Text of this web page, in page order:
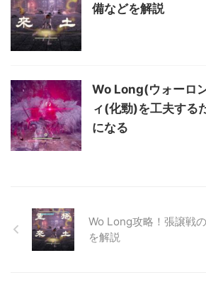
備などを解説
Wo Long(ウォーロ
ィ(化勁)を工夫する
になる
Wo Long攻略！張譲戦
を解説